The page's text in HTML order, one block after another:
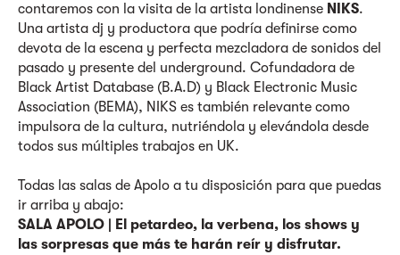
contaremos con la visita de la artista londinense NIKS.
Una artista dj y productora que podría definirse como
devota de la escena y perfecta mezcladora de sonidos del
pasado y presente del underground. Cofundadora de
Black Artist Database (B.A.D) y Black Electronic Music
Association (BEMA), NIKS es también relevante como
impulsora de la cultura, nutriéndola y elevándola desde
todos sus múltiples trabajos en UK.
Todas las salas de Apolo a tu disposición para que puedas
ir arriba y abajo:
SALA APOLO | El petardeo, la verbena, los shows y
las sorpresas que más te harán reír y disfrutar.